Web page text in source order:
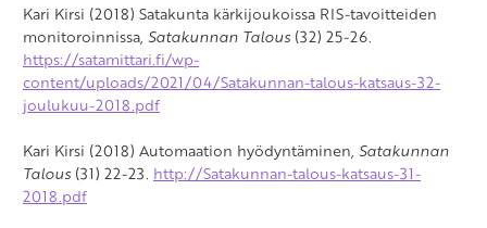
Kari Kirsi (2018) Satakunta kärkijoukoissa RIS-tavoitteiden
monitoroinnissa, Satakunnan Talous (32) 25-26.
https://satamittari.fi/wp-
content/uploads/2021/04/Satakunnan-talous-katsaus-32-
joulukuu-2018.pdf
Kari Kirsi (2018) Automaation hyödyntäminen, Satakunnan
Talous (31) 22-23. http://Satakunnan-talous-katsaus-31-
2018.pdf